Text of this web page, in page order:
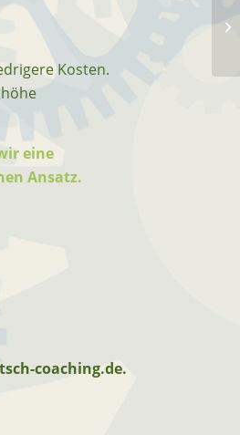
Kosten.
eine
Ansatz.
coaching.de.